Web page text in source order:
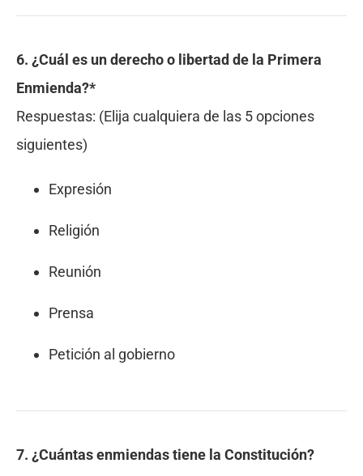
6. ¿Cuál es underecho o libertad de la Primera
Enmienda?*
Respuestas: (Elija cualquiera de las 5 opciones
siguientes)
Expresión
Religión
Reunión
Prensa
Petición al gobierno
7. ¿Cuántas enmiendas tiene la Constitución?